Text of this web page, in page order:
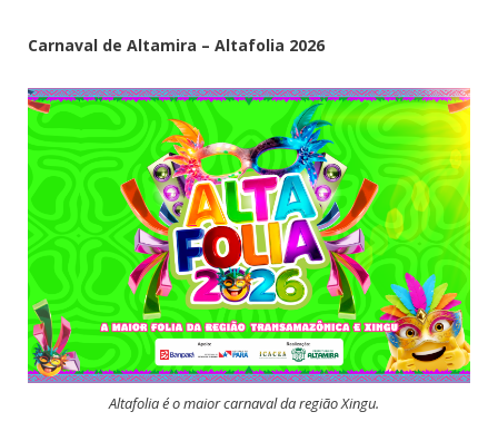
Carnaval de Altamira – Altafolia 2026
Altafolia é o maior carnaval da região Xingu.